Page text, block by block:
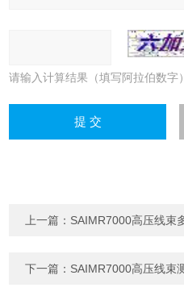
请输入计算结果（填写阿拉伯数字
上一篇： SAIMR7000高压线束
下一篇： SAIMR7000高压线束